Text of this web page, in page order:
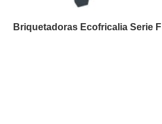
Briquetadoras Ecofricalia Serie F